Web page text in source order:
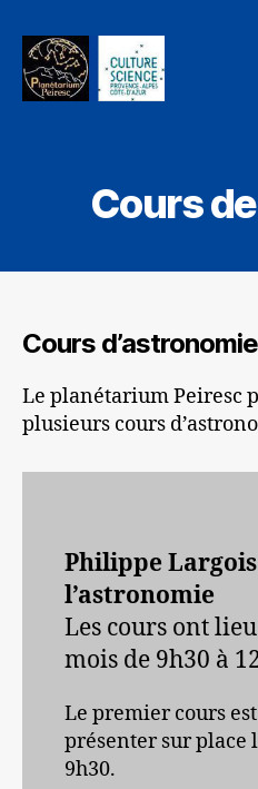
Cours
Cours d’astronomie
Le planétarium Peiresc
plusieurs cours
Philippe
l’astronomie
Les cours ont
mois de 9h30 à
Le premier cours
présenter sur place
9h30.